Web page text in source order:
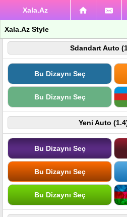
Xala.Az
Xala.Az Style
Sdandart Auto
Bu Dizaynı Seç
Bu Dizaynı Seç
Yeni Auto
Bu Dizaynı Seç
Bu Dizaynı Seç
Bu Dizaynı Seç